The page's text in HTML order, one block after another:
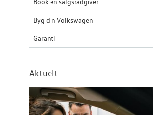
Byg din Volkswagen
Garanti
Aktuelt